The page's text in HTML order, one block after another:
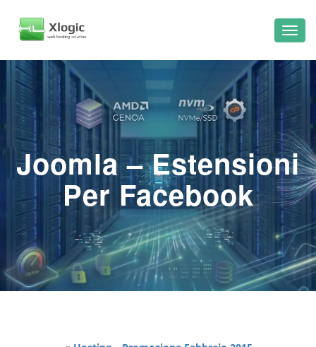
Joomla – Estensioni
Per Facebook